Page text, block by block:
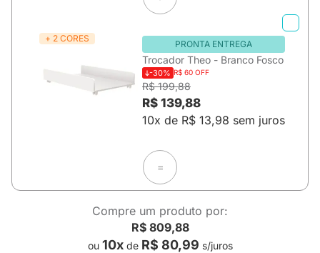
+ 2 CORES
PRONTA ENTREGA
Trocador Theo - Branco Fosco
-30% R$ 60 OFF
R$ 199,88
R$ 139,88
10x de R$ 13,98 sem juros
=
Compre um produto por:
R$ 809,88
ou 10xde R$ 80,99 s/juros